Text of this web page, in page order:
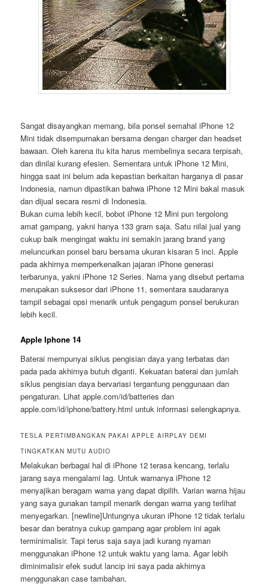
Sangat disayangkan memang, bila ponsel semahal iPhone 12
Mini tidak disempurnakan bersama dengan charger dan headset
bawaan. Oleh karena itu kita harus membelinya secara terpisah,
dan dinilai kurang efesien. Sementara untuk iPhone 12 Mini,
hingga saat ini belum ada kepastian berkaitan harganya di pasar
Indonesia, namun dipastikan bahwa iPhone 12 Mini bakal masuk
dan dijual secara resmi di Indonesia.
Bukan cuma lebih kecil, bobot iPhone 12 Mini pun tergolong
amat gampang, yakni hanya 133 gram saja. Satu nilai jual yang
cukup baik mengingat waktu ini semakin jarang brand yang
meluncurkan ponsel baru bersama ukuran kisaran 5 inci. Apple
pada akhirnya memperkenalkan jajaran iPhone generasi
terbarunya, yakni iPhone 12 Series. Nama yang disebut pertama
merupakan suksesor dari iPhone 11, sementara saudaranya
tampil sebagai opsi menarik untuk pengagum ponsel berukuran
lebih kecil.
Apple Iphone 14
Baterai mempunyai siklus pengisian daya yang terbatas dan
pada pada akhirnya butuh diganti. Kekuatan baterai dan jumlah
siklus pengisian daya bervariasi tergantung penggunaan dan
pengaturan. Lihat apple.com/id/batteries dan
apple.com/id/iphone/battery.html untuk informasi selengkapnya.
TESLA PERTIMBANGKAN PAKAI APPLE AIRPLAY DEMI
TINGKATKAN MUTU AUDIO
Melakukan berbagai hal di iPhone 12 terasa kencang, terlalu
jarang saya mengalami lag. Untuk warnanya iPhone 12
menyajikan beragam warna yang dapat dipilih. Varian warna hijau
yang saya gunakan tampil menarik dengan warna yang terlihat
menyegarkan. [newline]Untungnya ukuran iPhone 12 tidak terlalu
besar dan beratnya cukup gampang agar problem ini agak
terminimalisir. Tapi terus saja saya jadi kurang nyaman
menggunakan iPhone 12 untuk waktu yang lama. Agar lebih
diminimalisir efek sudut lancip ini saya pada akhirnya
menggunakan case tambahan.